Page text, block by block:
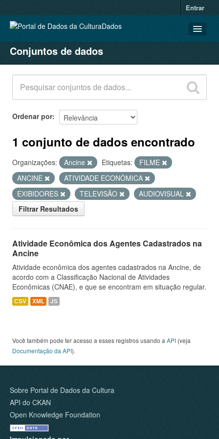
Entrar
CONJUNTOS DE DADOS
ORGANIZAÇÕES
GRUPOS
SOBRE
Conjuntos de dados
Ordenar por
1 conjunto de dados encontrado
Organizações: Ancine Etiquetas:
FILME
ANCINE
ATIVIDADE ECONÔMICA
EXIBIDORES
TELEVISÃO
AUDIOVISUAL
Filtrar Resultados
Atividade Econômica dos Agentes Cadastrados na
Ancine
Atividade econômica dos agentes cadastrados na Ancine, de
acordo com a Classificação Nacional de Atividades
Econômicas (CNAE), e que se encontram em situação regular.
CSV XML JS
Você também pode ter acesso a esses registros usando a API (veja
Documentação da API).
Sobre Portal de Dados da Cultura
API do CKAN
Open Knowledge Foundation